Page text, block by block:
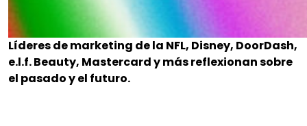
Líderes de marketing de la NFL, Disney, DoorDash,
e.l.f. Beauty, Mastercard y más reflexionan sobre
el pasado y el futuro.